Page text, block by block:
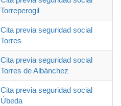
Torreperogil
Cita previa seguridad social
Torres
Cita previa seguridad social
Torres de Albánchez
Cita previa seguridad social
Úbeda